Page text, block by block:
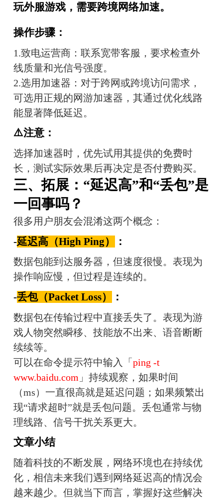
玩外服游戏，需要跨境网络加速。
操作步骤：
1.致电运营商：联系宽带客服，要求检查外
线质量和光信号强度。
2.选用加速器：对于跨网或跨境访问需求，
可选用正规的网游加速器，其通过优化线路
能显著降低延迟。
⚠️注意：
选择加速器时，优先试用其提供的免费时
长，测试实际效果后再决定是否付费购买。
三、拓展：“延迟高”和“丢包”是
一回事吗？
很多用户朋友会混淆这两个概念：
-延迟高（High Ping） ：
数据包能到达服务器，但速度很慢。表现为
操作响应慢，但过程是连续的。
-丢包（Packet Loss） ：
数据包在传输过程中直接丢失了。表现为游
戏人物突然瞬移、技能放不出来、语音断断
续续等。
可以在命令提示符中输入「 ping -t
www.baidu.com 」持续观察，如果时间
（ms）一直很高就是延迟问题；如果频繁出
现“请求超时”就是丢包问题。丢包通常与物
理线路、信号干扰关系更大。
文章小结
随着科技的不断发展，网络环境也在持续优
化，相信未来我们遇到网络延迟高的情况会
越来越少。但就当下而言，掌握好这些解决